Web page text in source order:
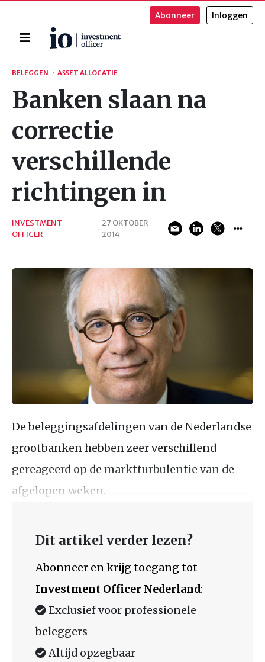
Home
Abonneer Inloggen
Zoeken
BELEGGEN · ASSET ALLOCATIE
Banken slaan na
correctie
verschillende
richtingen in
INVESTMENT
OFFICER
·
27 OKTOBER
2014
De beleggingsafdelingen van de Nederlandse
grootbanken hebben zeer verschillend
gereageerd op de marktturbulentie van de
afgelopen weken.
Dit artikel verder lezen?
Abonneer en krijg toegang tot
Investment Officer Nederland:
Exclusief voor professionele
beleggers
Altijd opzegbaar